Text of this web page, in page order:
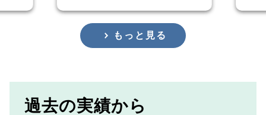
もっと見る
過去の実績から